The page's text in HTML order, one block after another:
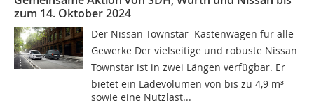
zum 14. Oktober 2024
Der Nissan Townstar  Kastenwagen für alle
Gewerke Der vielseitige und robuste Nissan
Townstar ist in zwei Längen verfügbar. Er
bietet ein Ladevolumen von bis zu 4,9 m³
sowie eine Nutzlast...